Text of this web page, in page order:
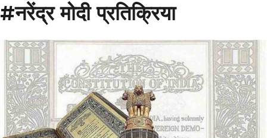
#नरेंद्र मोदी प्रतिक्रिया